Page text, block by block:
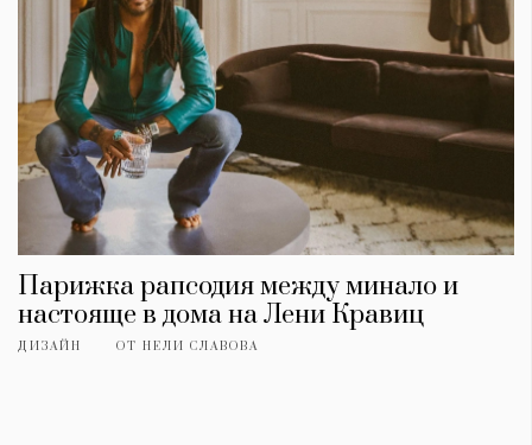
Парижка рапсодия между минало и
настояще в дома на Лени Кравиц
ДИЗАЙН ОТ НЕЛИ СЛАВОВА